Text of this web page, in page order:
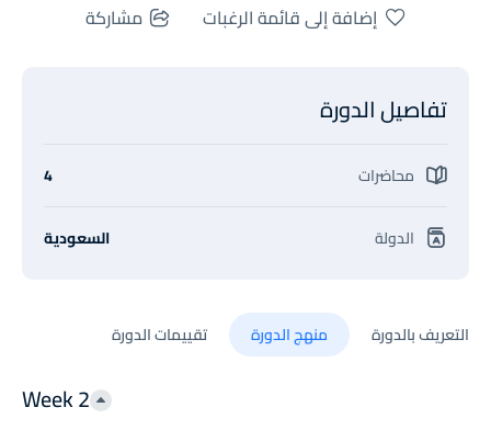
التعريف بالدورة منهج الدورة تقييمات الدورة
Week 2
إضافة إلى قائمة الرغبات مشاركة
تفاصيل الدورة
محاضرات 4
الدولة السعودية